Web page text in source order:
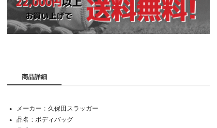
商品詳細
メーカー：久保田スラッガー
品名：ボディバッグ